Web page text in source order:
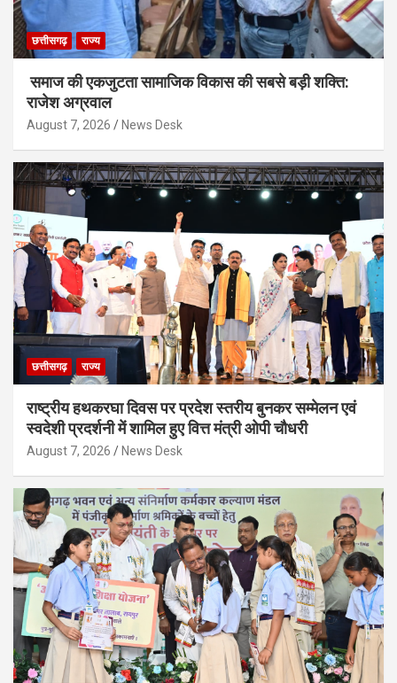
छत्तीसगढ़ राज्य
समाज की एकजुटता सामाजिक विकास की सबसे बड़ी शक्ति:
राजेश अग्रवाल
August 7, 2026 News Desk
छत्तीसगढ़ राज्य
राष्ट्रीय हथकरघा दिवस पर प्रदेश स्तरीय बुनकर सम्मेलन एवं
स्वदेशी प्रदर्शनी में शामिल हुए वित्त मंत्री ओपी चौधरी
August 7, 2026 News Desk